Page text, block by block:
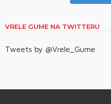
VRELE GUME NA TWITTERU
Tweets by @Vrele_Gume